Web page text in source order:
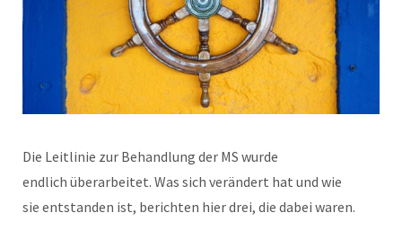
Die Leitlinie zur Behandlung der MS wurde
endlich überarbeitet. Was sich verändert hat und wie
sie entstanden ist, berichten hier drei, die dabei waren.